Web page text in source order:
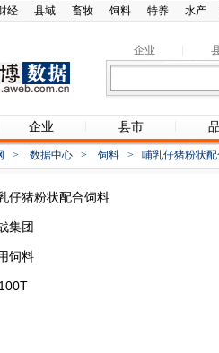
经 县域 畜牧 饲料 特养 水产
企业
企业 县市
> 数据中心 > 饲料 > 哺乳仔猪粉状
仔猪粉状配合饲料
集团
饲料